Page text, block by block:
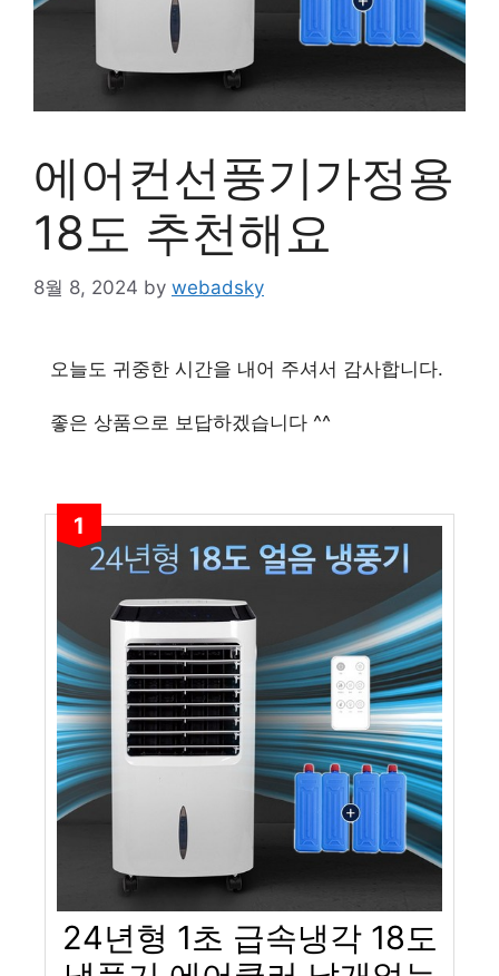
에어컨선풍기가정용
18도 추천해요
8월 8, 2024 by webadsky
오늘도 귀중한 시간을 내어 주셔서 감사합니다.
좋은 상품으로 보답하겠습니다 ^^
1
24년형 1초 급속냉각 18도